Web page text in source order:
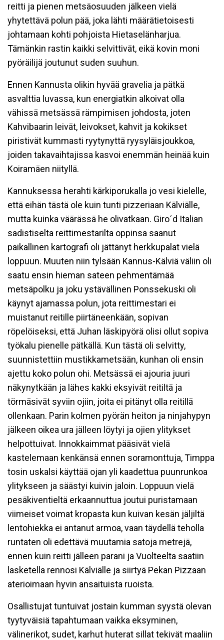
reitti ja pienen metsäosuuden jälkeen vielä
yhytettävä polun pää, joka lähti määrätietoisesti
johtamaan kohti pohjoista Hietaselänharjua.
Tämänkin rastin kaikki selvittivät, eikä kovin moni
pyöräilijä joutunut suden suuhun.
Ennen Kannusta olikin hyvää gravelia ja pätkä
asvalttia luvassa, kun energiatkin alkoivat olla
vähissä metsässä rämpimisen johdosta, joten
Kahvibaarin leivät, leivokset, kahvit ja kokikset
piristivät kummasti ryytynyttä ryysyläisjoukkoa,
joiden takavaihtajissa kasvoi enemmän heinää kuin
Koiramäen niityllä.
Kannuksessa herahti kärkiporukalla jo vesi kielelle,
että eihän tästä ole kuin tunti pizzeriaan Kälviälle,
mutta kuinka väärässä he olivatkaan. Giro´d Italian
sadistiselta reittimestarilta oppinsa saanut
paikallinen kartografi oli jättänyt herkkupalat vielä
loppuun. Muuten niin tylsään Kannus-Kälviä väliin oli
saatu ensin hieman sateen pehmentämää
metsäpolku ja joku ystävällinen Ponssekuski oli
käynyt ajamassa polun, jota reittimestari ei
muistanut reitille piirtäneenkään, sopivan
röpelöiseksi, että Juhan läskipyörä olisi ollut sopiva
työkalu pienelle pätkällä. Kun tästä oli selvitty,
suunnistettiin mustikkametsään, kunhan oli ensin
ajettu koko polun ohi. Metsässä ei ajouria juuri
näkynytkään ja lähes kakki eksyivät reitiltä ja
törmäsivät syviin ojiin, joita ei pitänyt olla reitillä
ollenkaan. Parin kolmen pyörän heiton ja ninjahypyn
jälkeen oikea ura jälleen löytyi ja ojien ylitykset
helpottuivat. Innokkaimmat pääsivät vielä
kastelemaan kenkänsä ennen soramonttuja, Timppa
tosin uskalsi käyttää ojan yli kaadettua puunrunkoa
ylitykseen ja säästyi kuivin jaloin. Loppuun vielä
pesäkiventieltä erkaannuttua joutui puristamaan
viimeiset voimat kropasta kun kuivan kesän jäljiltä
lentohiekka ei antanut armoa, vaan täydellä teholla
runtaten oli edettävä muutamia satoja metrejä,
ennen kuin reitti jälleen parani ja Vuolteelta saatiin
lasketella rennosi Kälviälle ja siirtyä Pekan Pizzaan
aterioimaan hyvin ansaituista ruoista.
Osallistujat tuntuivat jostain kumman syystä olevan
tyytyväisiä tapahtumaan vaikka eksyminen,
välinerikot, sudet, karhut huterat sillat tekivät maaliin